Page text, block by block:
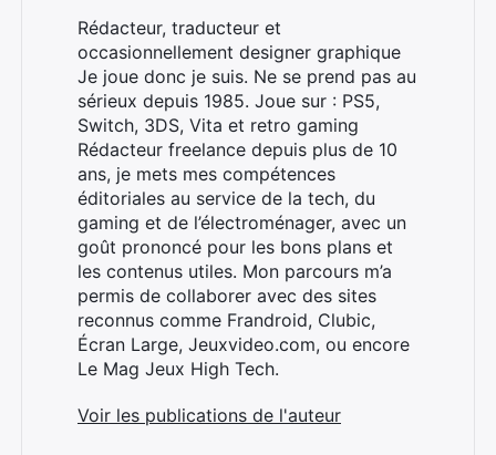
Rédacteur, traducteur et
occasionnellement designer graphique
Je joue donc je suis. Ne se prend pas au
sérieux depuis 1985. Joue sur : PS5,
Switch, 3DS, Vita et retro gaming
Rédacteur freelance depuis plus de 10
ans, je mets mes compétences
éditoriales au service de la tech, du
gaming et de l’électroménager, avec un
goût prononcé pour les bons plans et
les contenus utiles. Mon parcours m’a
permis de collaborer avec des sites
reconnus comme Frandroid, Clubic,
Écran Large, Jeuxvideo.com, ou encore
Le Mag Jeux High Tech.
Voir les publications de l'auteur